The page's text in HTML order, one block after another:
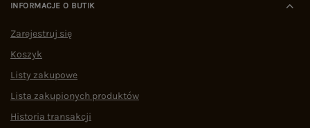
INFORMACJE O BUTIK
Zarejestruj się
Koszyk
Listy zakupowe
Lista zakupionych produktów
Historia transakcji